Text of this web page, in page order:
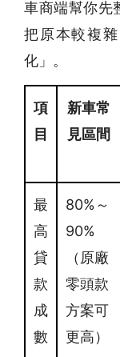
車商端幫你先
把原本較複
化」。
項
目
新車常
見區間
最
高
貸
款
成
數
80%～
90%
（原廠
零頭款
方案可
更高）